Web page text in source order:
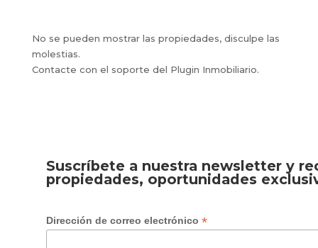
No se pueden mostrar las propiedades, disculpe las
molestias.
Contacte con el soporte del Plugin Inmobiliario.
Suscríbete a nuestra newsletter y
propiedades, oportunidades
Dirección de correo electrónico *